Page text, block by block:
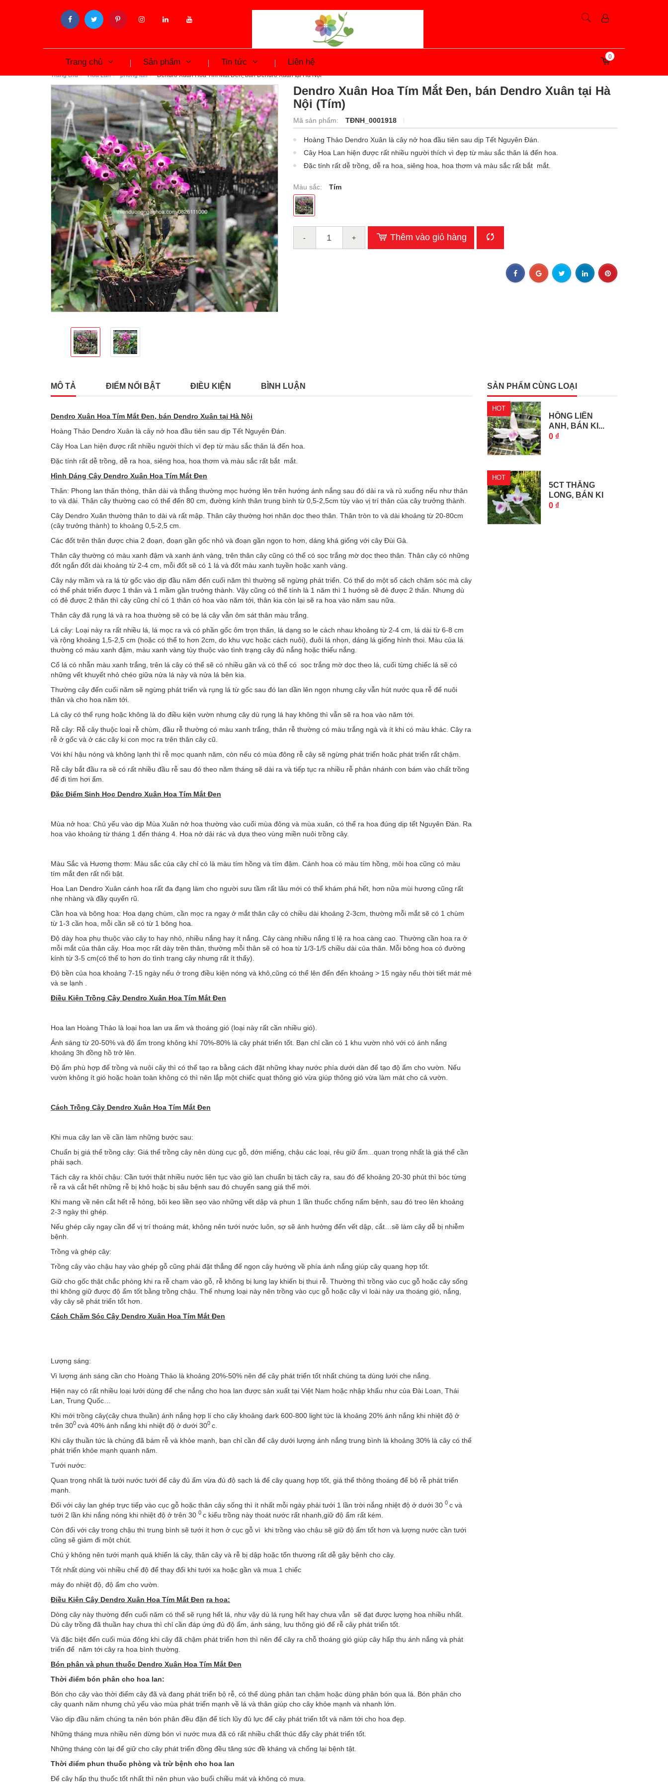
Trang chủ Sản phẩm Tin tức Liên hệ
0
Trang chủ Hoa Lan phong lan Dendro Xuân Hoa Tím Mắt Đen, bán Dendro Xuân tại Hà Nội
Dendro Xuân Hoa Tím Mắt Đen, bán Dendro Xuân tại Hà
Nội (Tím)
Mã sản phẩm: TĐNH_0001918
Hoàng Thảo Dendro Xuân là cây nở hoa đầu tiên sau dịp Tết Nguyên Đán.
Cây Hoa Lan hiện được rất nhiều người thích vì đẹp từ màu sắc thân lá đến hoa.
Đặc tính rất dễ trồng, dễ ra hoa, siêng hoa, hoa thơm và màu sắc rất bắt mắt.
Màu sắc: Tím
- + Thêm vào giỏ hàng
MÔ TẢ ĐIỂM NỔI BẬT ĐIỀU KIỆN BÌNH LUẬN
Dendro Xuân Hoa Tím Mắt Đen, bán Dendro Xuân tại Hà Nội
Hoàng Thảo Dendro Xuân là cây nở hoa đầu tiên sau dịp Tết Nguyên Đán.
Cây Hoa Lan hiện được rất nhiều người thích vì đẹp từ màu sắc thân lá đến hoa.
Đặc tính rất dễ trồng, dễ ra hoa, siêng hoa, hoa thơm và màu sắc rất bắt mắt.
Hình Dáng Cây Dendro Xuân Hoa Tím Mắt Đen
Thân: Phong lan thân thòng, thân dài và thẳng thường mọc hướng lên trên hướng ánh nắng sau đó dài ra và rủ xuống nếu như thân
to và dài. Thân cây thường cao có thể đến 80 cm, đường kính thân trung bình từ 0,5-2,5cm tùy vào vị trí thân của cây trưởng thành.
Cây Dendro Xuân thường thân to dài và rất mập. Thân cây thường hơi nhăn dọc theo thân. Thân tròn to và dài khoảng từ 20-80cm
(cây trưởng thành) to khoảng 0,5-2,5 cm.
Các đốt trên thân được chia 2 đoạn, đoạn gần gốc nhỏ và đoạn gần ngọn to hơn, dáng khá giống với cây Đùi Gà.
Thân cây thường có màu xanh đậm và xanh ánh vàng, trên thân cây cũng có thể có sọc trắng mờ dọc theo thân. Thân cây có những
đốt ngắn đốt dài khoảng từ 2-4 cm, mỗi đốt sẽ có 1 lá và đốt màu xanh tuyền hoặc xanh vàng.
Cây nảy mầm và ra lá từ gốc vào dịp đầu năm đến cuối năm thì thường sẽ ngừng phát triển. Có thể do một số cách chăm sóc mà cây
có thể phát triển được 1 thân và 1 mầm gần trưởng thành. Vậy cũng có thể tính là 1 năm thì 1 hướng sẽ đẻ được 2 thân. Nhưng dù
có đẻ được 2 thân thì cây cũng chỉ có 1 thân có hoa vào năm tới, thân kia còn lại sẽ ra hoa vào năm sau nữa.
Thân cây đã rụng lá và ra hoa thường sẽ có bẹ lá cây vẫn ôm sát thân màu trắng.
Lá cây: Loại này ra rất nhiều lá, lá mọc ra và có phần gốc ôm trọn thân, lá dạng so le cách nhau khoảng từ 2-4 cm, lá dài từ 6-8 cm
và rộng khoảng 1,5-2,5 cm (hoặc có thể to hơn 2cm, do khu vực hoặc cách nuôi), đuôi lá nhọn, dáng lá giống hình thoi. Màu của lá
thường có màu xanh đậm, màu xanh vàng tùy thuộc vào tình trạng cây đủ nắng hoặc thiếu nắng.
Cổ lá có nhẫn màu xanh trắng, trên lá cây có thể sẽ có nhiều gân và có thể có sọc trắng mờ dọc theo lá, cuối từng chiếc lá sẽ có
những vết khuyết nhỏ chéo giữa nửa lá này và nửa lá bên kia.
Thường cây đến cuối năm sẽ ngừng phát triển và rụng lá từ gốc sau đó lan dần lên ngọn nhưng cây vẫn hút nước qua rễ để nuôi
thân và cho hoa năm tới.
Lá cây có thể rụng hoặc không là do điều kiện vườn nhưng cây dù rụng lá hay không thì vẫn sẽ ra hoa vào năm tới.
Rễ cây: Rễ cây thuộc loại rễ chùm, đầu rễ thường có màu xanh trắng, thân rễ thường có màu trắng ngà và ít khi có màu khác. Cây ra
rễ ở gốc và ở các cây ki con mọc ra trên thân cây cũ.
Với khí hậu nóng và không lạnh thì rễ mọc quanh năm, còn nếu có mùa đông rễ cây sẽ ngừng phát triển hoăc phát triển rất chậm.
Rễ cây bắt đầu ra sẽ có rất nhiều đầu rễ sau đó theo năm tháng sẽ dài ra và tiếp tục ra nhiều rễ phân nhánh con bám vào chất trồng
để đi tìm hơi ẩm.
Đặc Điểm Sinh Học Dendro Xuân Hoa Tím Mắt Đen
Mùa nở hoa: Chủ yếu vào dịp Mùa Xuân nở hoa thường vào cuối mùa đông và mùa xuân, có thể ra hoa đúng dịp tết Nguyên Đán. Ra
hoa vào khoảng từ tháng 1 đến tháng 4. Hoa nở dải rác và dựa theo vùng miền nuôi trồng cây.
Màu Sắc và Hương thơm: Màu sắc của cây chỉ có là màu tím hồng và tím đậm. Cánh hoa có màu tím hồng, môi hoa cũng có màu
tím mắt đen rất nổi bật.
Hoa Lan Dendro Xuân cánh hoa rất đa đạng làm cho người sưu tầm rất lâu mới có thể khám phá hết, hơn nữa mùi hương cũng rất
nhẹ nhàng và đầy quyến rũ.
Cần hoa và bông hoa: Hoa dạng chùm, cần mọc ra ngay ở mắt thân cây có chiều dài khoảng 2-3cm, thường mỗi mắt sẽ có 1 chùm
từ 1-3 cần hoa, mỗi cần sẽ có từ 1 bông hoa.
Độ dày hoa phụ thuộc vào cây to hay nhỏ, nhiều nắng hay ít nắng. Cây càng nhiều nắng tỉ lệ ra hoa càng cao. Thường cần hoa ra ở
mỗi mắt của thân cây. Hoa mọc rất dày trên thân, thường mỗi thân sẽ có hoa từ 1/3-1/5 chiều dài của thân. Mỗi bông hoa có đường
kính từ 3-5 cm(có thể to hơn do tình trạng cây nhưng rất ít thấy).
Độ bền của hoa khoảng 7-15 ngày nếu ở trong điều kiện nóng và khô,cũng có thể lên đến đến khoảng > 15 ngày nếu thời tiết mát mẻ
và se lạnh .
Điều Kiện Trồng Cây Dendro Xuân Hoa Tím Mắt Đen
Hoa lan Hoàng Thảo là loại hoa lan ưa ẩm và thoáng gió (loại này rất cần nhiều gió).
Ánh sáng từ 20-50% và độ ẩm trong không khí 70%-80% là cây phát triển tốt. Bạn chỉ cần có 1 khu vườn nhỏ với có ánh nắng
khoảng 3h đồng hồ trở lên.
Độ ẩm phù hợp để trồng và nuôi cây thì có thể tạo ra bằng cách đặt những khay nước phía dưới dàn để tạo độ ẩm cho vườn. Nếu
vườn không ít gió hoặc hoàn toàn không có thì nên lắp một chiếc quạt thông gió vừa giúp thông gió vừa làm mát cho cả vườn.
Cách Trồng Cây Dendro Xuân Hoa Tím Mắt Đen
Khi mua cây lan về cần làm những bước sau:
Chuẩn bị giá thể trồng cây: Giá thể trồng cây nên dùng cục gỗ, dớn miếng, chậu các loại, rêu giữ ẩm...quan trọng nhất là giá thể cần
phải sạch.
Tách cây ra khỏi chậu: Cần tưới thật nhiều nước liên tục vào giò lan chuẩn bị tách cây ra, sau đó để khoảng 20-30 phút thì bóc từng
rễ ra và cắt hết những rễ bị khô hoặc bị sâu bệnh sau đó chuyển sang giá thể mới.
Khi mang về nên cắt hết rễ hỏng, bôi keo liền sẹo vào những vết dập và phun 1 lần thuốc chống nấm bệnh, sau đó treo lên khoảng
2-3 ngày thì ghép.
Nếu ghép cây ngay cần để vị trí thoáng mát, không nên tưới nước luôn, sợ sẽ ảnh hưởng đến vết dập, cắt…sẽ làm cây dễ bị nhiễm
bệnh.
Trồng và ghép cây:
Trồng cây vào chậu hay vào ghép gỗ cũng phải đặt thẳng để ngọn cây hướng về phía ánh nắng giúp cây quang hợp tốt.
Giữ cho gốc thật chắc phòng khi ra rễ chạm vào gỗ, rễ không bị lung lay khiến bị thui rễ. Thường thì trồng vào cục gỗ hoặc cây sống
thì không giữ được độ ẩm tốt bằng trồng chậu. Thế nhưng loại này nên trồng vào cục gỗ hoặc cây vì loài này ưa thoáng gió, nắng,
vậy cây sẽ phát triển tốt hơn.
Cách Chăm Sóc Cây Dendro Xuân Hoa Tím Mắt Đen
Lượng sáng:
Vì lượng ánh sáng cần cho Hoàng Thảo là khoảng 20%-50% nên để cây phát triển tốt nhất chúng ta dùng lưới che nắng.
Hiện nay có rất nhiều loại lưới dùng để che nắng cho hoa lan được sản xuất tại Việt Nam hoặc nhập khẩu như của Đài Loan, Thái
Lan, Trung Quốc…
Khi mới trồng cây(cây chưa thuần) ánh nắng hợp lí cho cây khoảng dark 600-800 light tức là khoảng 20% ánh nắng khi nhiệt độ ở
trên 300 cvà 40% ánh nắng khi nhiệt độ ở dưới 300 c.
Khi cây thuần tức là chúng đã bám rễ và khỏe mạnh, bạn chỉ cần để cây dưới lượng ánh nắng trung bình là khoảng 30% là cây có thể
phát triển khỏe mạnh quanh năm.
Tưới nước:
Quan trọng nhất là tưới nước tưới để cây đủ ẩm vừa đủ độ sạch lá để cây quang hợp tốt, giá thể thông thoáng để bộ rễ phát triển
mạnh.
Đối với cây lan ghép trực tiếp vào cục gỗ hoặc thân cây sống thì ít nhất mỗi ngày phải tưới 1 lần trời nắng nhiệt độ ở dưới 30 0 c và
tưới 2 lần khi nắng nóng khi nhiệt độ ở trên 30 0 c kiểu trồng này thoát nước rất nhanh,giữ độ ẩm rất kém.
Còn đối với cây trong chậu thì trung bình sẽ tưới ít hơn ở cục gỗ vì khi trồng vào chậu sẽ giữ độ ẩm tốt hơn và lượng nước cần tưới
cũng sẽ giảm đi một chút.
Chú ý không nên tưới mạnh quá khiến lá cây, thân cây và rễ bị dập hoặc tổn thương rất dễ gây bệnh cho cây.
Tốt nhất dùng vòi nhiều chế độ để thay đổi khi tưới xa hoặc gần và mua 1 chiếc
máy đo nhiệt độ, độ ẩm cho vườn.
Điều Kiện Cây Dendro Xuân Hoa Tím Mắt Đen ra hoa:
Dòng cây này thường đến cuối năm có thể sẽ rụng hết lá, như vậy dù lá rụng hết hay chưa vẫn sẽ đạt được lượng hoa nhiều nhất.
Dù cây trồng đã thuần hay chưa thì chỉ cần đáp ứng đủ độ ẩm, ánh sáng, lưu thông gió để rễ cây phát triển tốt.
Và đặc biệt đến cuối mùa đông khi cây đã chậm phát triển hơn thì nên để cây ra chỗ thoáng gió giúp cây hấp thụ ánh nắng và phát
triển để năm tới cây ra hoa bình thường.
Bón phân và phun thuốc Dendro Xuân Hoa Tím Mắt Đen
Thời điểm bón phân cho hoa lan:
Bón cho cây vào thời điểm cây đã và đang phát triển bộ rễ, có thể dùng phân tan chậm hoặc dùng phân bón qua lá. Bón phân cho
cây quanh năm nhưng chủ yếu vào mùa phát triển mạnh về lá và thân giúp cho cây khỏe mạnh và nhanh lớn.
Vào dịp đầu năm chúng ta nên bón phân đều đặn để tích lũy đủ lực để cây phát triển tốt và năm tới cho hoa đẹp.
Những tháng mưa nhiều nên dừng bón vì nước mưa đã có rất nhiều chất thúc đẩy cây phát triển tốt.
Những tháng còn lại để giữ cho cây phát triển đồng đều tăng sức đề kháng và chống lại bệnh tật.
Thời điểm phun thuốc phòng và trừ bệnh cho hoa lan
Để cây hấp thụ thuốc tốt nhất thì nên phun vào buổi chiều mát và không có mưa.
SẢN PHẨM CÙNG LOẠI
HOT
HỒNG LIÊN
ANH, BÁN KI...
0 ₫
HOT
5CT THĂNG
LONG, BÁN KI
5CT THĂNG...
0 ₫